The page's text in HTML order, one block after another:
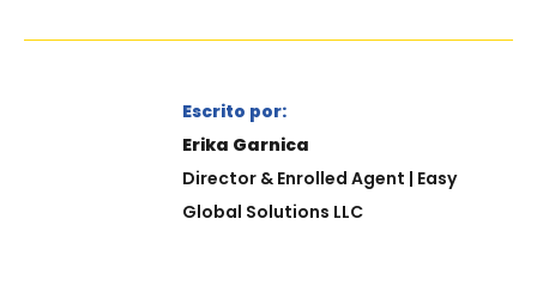
Escrito por:
Erika Garnica
Director & Enrolled Agent | Easy
Global Solutions LLC